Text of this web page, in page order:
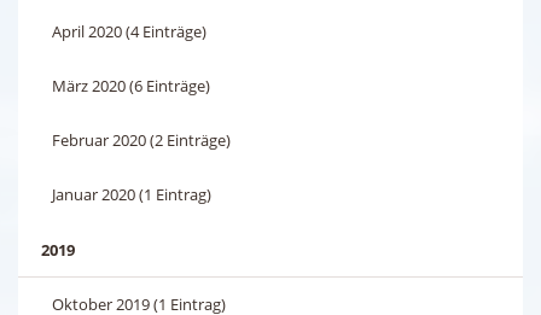
April 2020 (4 Einträge)
März 2020 (6 Einträge)
Februar 2020 (2 Einträge)
Januar 2020 (1 Eintrag)
2019
Oktober 2019 (1 Eintrag)